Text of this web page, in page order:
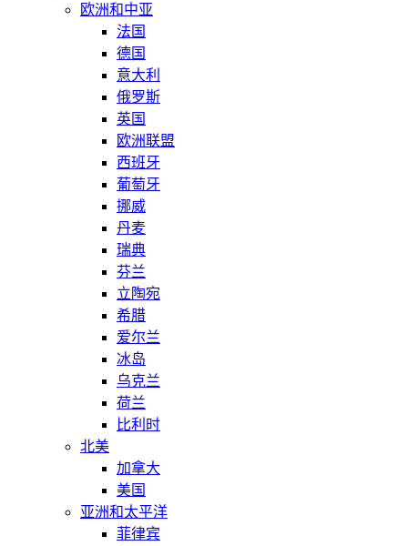
欧洲和中亚
法国
德国
意大利
俄罗斯
英国
欧洲联盟
西班牙
葡萄牙
挪威
丹麦
瑞典
芬兰
立陶宛
希腊
爱尔兰
冰岛
乌克兰
荷兰
比利时
北美
加拿大
美国
亚洲和太平洋
菲律宾